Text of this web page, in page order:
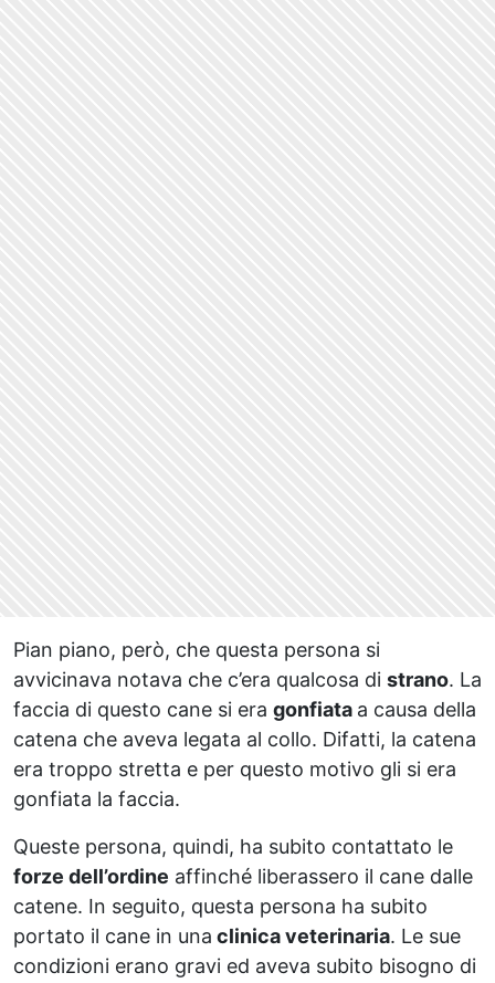
Pian piano, però, che questa persona si
avvicinava notava che c’era qualcosa di strano. La
faccia di questo cane si era gonfiata a causa della
catena che aveva legata al collo. Difatti, la catena
era troppo stretta e per questo motivo gli si era
gonfiata la faccia.
Queste persona, quindi, ha subito contattato le
forze dell’ordine affinché liberassero il cane dalle
catene. In seguito, questa persona ha subito
portato il cane in una clinica veterinaria. Le sue
condizioni erano gravi ed aveva subito bisogno di